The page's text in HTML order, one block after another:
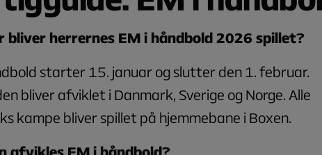
bliver herrernes EM i håndbold 2026 spillet?
starter 15. januar og slutter den 1. februar.
bliver afviklet i Danmark, Sverige og Norge. Alle
kampe bliver spillet på hjemmebane i Boxen.